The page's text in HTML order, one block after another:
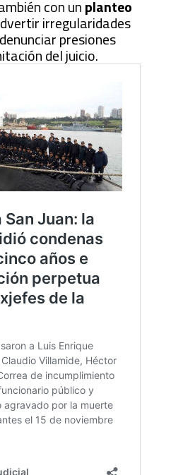
con unplanteo
irregularidades
presiones
del juicio.